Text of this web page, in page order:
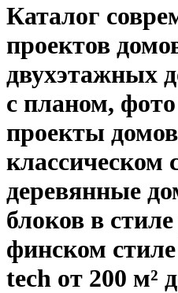
Каталог
проектов
двухэтажных
с планом,
проекты
классическом
деревянные
блоков в
финском
tech от 200 м²